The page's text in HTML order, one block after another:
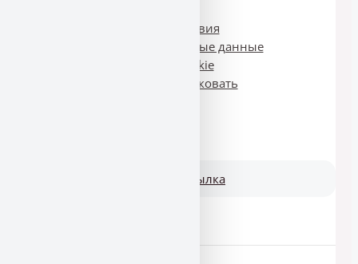
Условия
Персональные данные
Cookie
Опубликовать
Email рассылка